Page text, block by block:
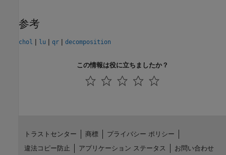
参考
chol | lu | qr | decomposition
この情報は役に立ちましたか？
トラストセンター 商標
プライバシー ポリシー
違法コピー防止
アプリケーション ステータス お問い合わせ